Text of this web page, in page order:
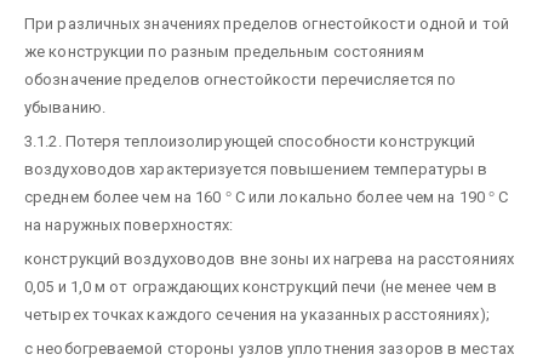
При различных значениях пределов огнестойкости одной и той
же конструкции по разным предельным состояниям
обозначение пределов огнестойкости перечисляется по
убыванию.
3.1.2. Потеря теплоизолирующей способности конструкций
воздуховодов характеризуется повышением температуры в
среднем более чем на 160 °С или локально более чем на 190 ° С
на наружных поверхностях:
конструкций воздуховодов вне зоны их нагрева на расстояниях
0,05 и 1,0 м от ограждающих конструкций печи (не менее чем в
четырех точках каждого сечения на указанных расстояниях);
с необогреваемой стороны узлов уплотнения зазоров в местах